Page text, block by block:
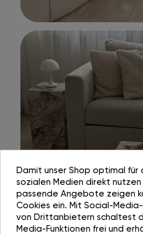
Damit unser Shop optimal für
sozialen Medien direkt nutzen
passende Angebote zeigen
Cookies ein. Mit Social-
von Drittanbietern schaltest
Media-Funktionen frei und